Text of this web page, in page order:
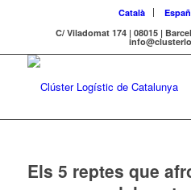
Català
C/ Viladomat 174 | 08015 |
Els 5 reptes que